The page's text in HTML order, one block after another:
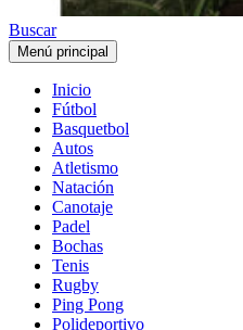
Buscar
Menú principal
Inicio
Fútbol
Basquetbol
Autos
Atletismo
Natación
Canotaje
Padel
Bochas
Tenis
Rugby
Ping Pong
Polideportivo